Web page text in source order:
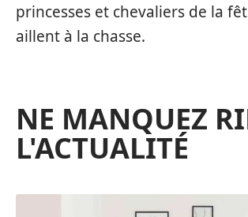
princesses et chevaliers de la
aillent à la chasse.
NE MANQUEZ
L'ACTUALITÉ